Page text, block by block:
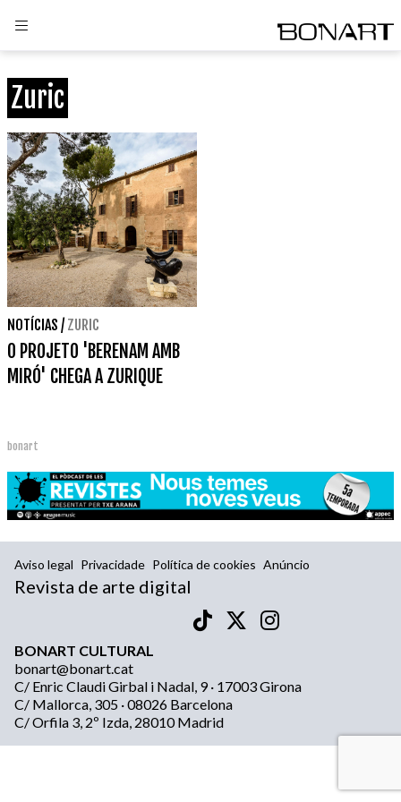
Zuric
NOTÍCIAS / ZURIC
O PROJETO 'BERENAM AMB
MIRÓ' CHEGA A ZURIQUE
bonart
Aviso legal Privacidade Política de cookies Anúncio
Revista de arte digital
BONART CULTURAL
bonart@bonart.cat
C/ Enric Claudi Girbal i Nadal, 9 · 17003 Girona
C/ Mallorca, 305 · 08026 Barcelona
C/ Orfila 3, 2º Izda, 28010 Madrid